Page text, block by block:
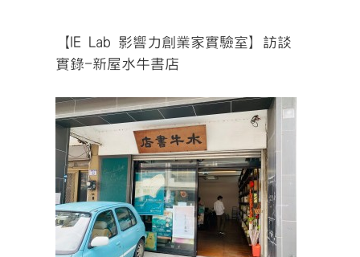
【IE Lab 影響力創業家實驗室】訪談
實錄-新屋水牛書店